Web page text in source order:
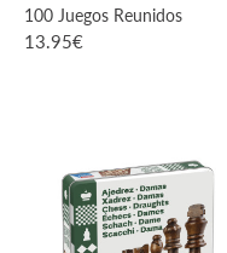
100 Juegos Reunidos
13.95€